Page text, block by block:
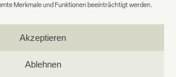
Merkmale und Funktionen beeinträchtigt werden.
Akzeptieren
Ablehnen